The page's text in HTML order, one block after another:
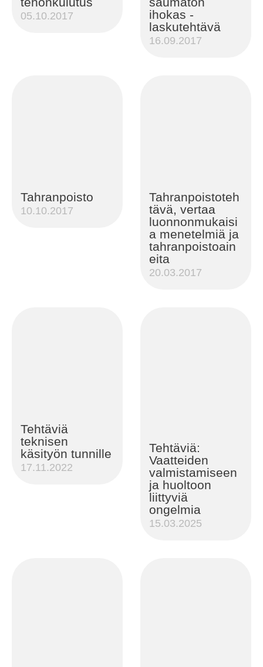
05.10.2017
ihokas -
laskutehtävä
16.09.2017
Tahranpoisto
10.10.2017
Tahranpoistoteh
tävä, vertaa
luonnonmukaisi
a menetelmiä ja
tahranpoistoain
eita
20.03.2017
Tehtäviä
teknisen
käsityön tunnille
17.11.2022
Tehtäviä:
Vaatteiden
valmistamiseen
ja huoltoon
liittyviä
ongelmia
15.03.2025